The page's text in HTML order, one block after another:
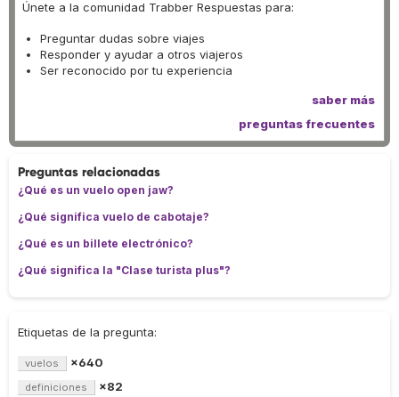
Únete a la comunidad Trabber Respuestas para:
Preguntar dudas sobre viajes
Responder y ayudar a otros viajeros
Ser reconocido por tu experiencia
saber más
preguntas frecuentes
Preguntas relacionadas
¿Qué es un vuelo open jaw?
¿Qué significa vuelo de cabotaje?
¿Qué es un billete electrónico?
¿Qué significa la "Clase turista plus"?
Etiquetas de la pregunta:
vuelos ×640
definiciones ×82